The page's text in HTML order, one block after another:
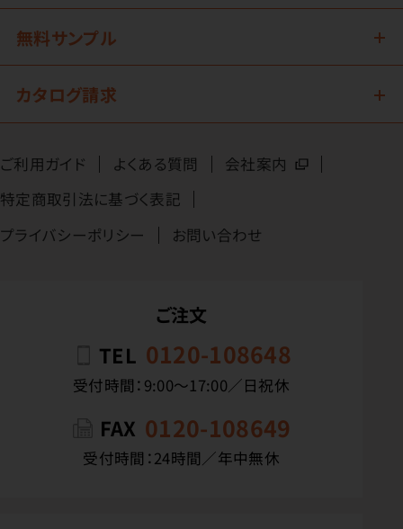
無料サンプル
カタログ請求
ご利用ガイド よくある質問
会社案内
特定商取引法に基づく表記
プライバシーポリシー
お問い合わせ
ご注文
TEL 0120-108648
受付時間：9:00〜17:00／日祝休
FAX 0120-108649
受付時間：24時間／年中無休